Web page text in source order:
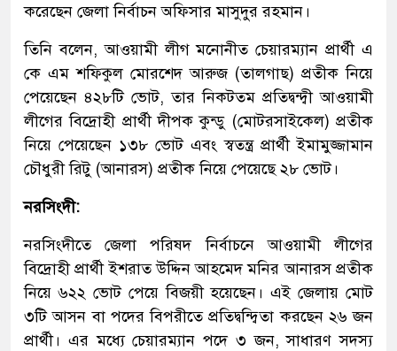
করেছেন জেলা নির্বাচন অফিসার মাসুদুর রহমান।
তিনি বলেন, আওয়ামী লীগ মনোনীত চেয়ারম্যান প্রার্থী এ
কে এম শফিকুল মোরশেদ আরুজ (তালগাছ) প্রতীক নিয়ে
পেয়েছেন ৪২৮টি ভোট, তার নিকটতম প্রতিদ্বন্দ্বী আওয়ামী
লীগের বিদ্রোহী প্রার্থী দীপক কুন্ডু (মোটরসাইকেল) প্রতীক
নিয়ে পেয়েছেন ১৩৮ ভোট এবং স্বতন্ত্র প্রার্থী ইমামুজ্জামান
চৌধুরী রিটু (আনারস) প্রতীক নিয়ে পেয়েছে ২৮ ভোট।
নরসিংদী:
নরসিংদীতে জেলা পরিষদ নির্বাচনে আওয়ামী লীগের
বিদ্রোহী প্রার্থী ইশরাত উদ্দিন আহমেদ মনির আনারস প্রতীক
নিয়ে ৬২২ ভোট পেয়ে বিজয়ী হয়েছেন। এই জেলায় মোট
৩টি আসন বা পদের বিপরীতে প্রতিদ্বন্দ্বিতা করছেন ২৬ জন
প্রার্থী। এর মধ্যে চেয়ারম্যান পদে ৩ জন, সাধারণ সদস্য